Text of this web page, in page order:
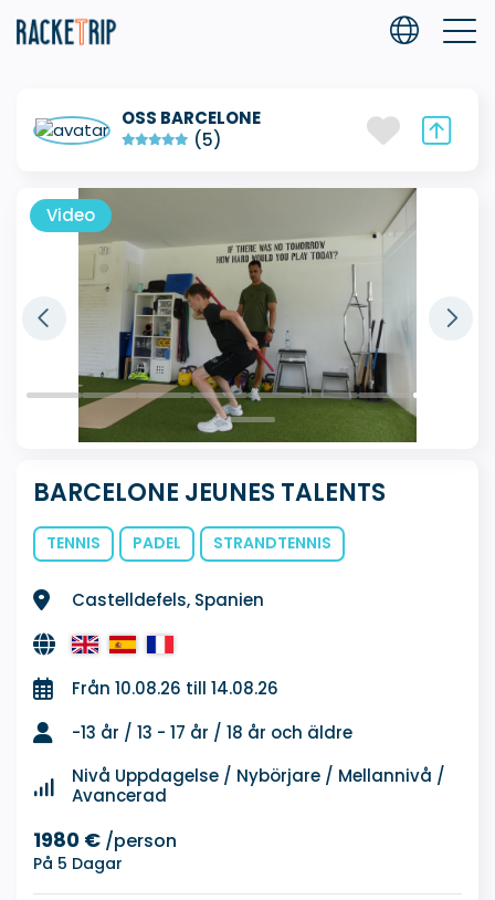
OSS BARCELONE
(5)
Video
BARCELONE JEUNES TALENTS
TENNIS PADEL STRANDTENNIS
Castelldefels, Spanien
Från 10.08.26 till 14.08.26
-13 år / 13 - 17 år / 18 år och äldre
Nivå Uppdagelse / Nybörjare / Mellannivå /
Avancerad
1980 € /person
På 5 Dagar